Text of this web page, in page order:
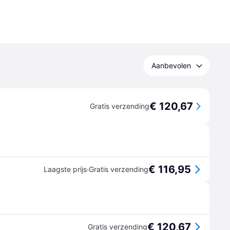
Aanbevolen
Gratis verzending€ 120,67
Laagste prijs·Gratis verzending€ 116,95
Gratis verzending€ 120,67